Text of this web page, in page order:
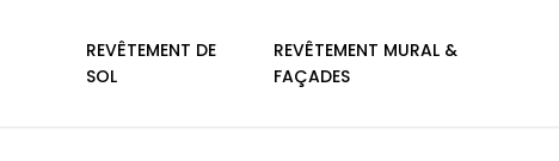
REVÊTEMENT DE
SOL
REVÊTEMENT MURAL &
FAÇADES